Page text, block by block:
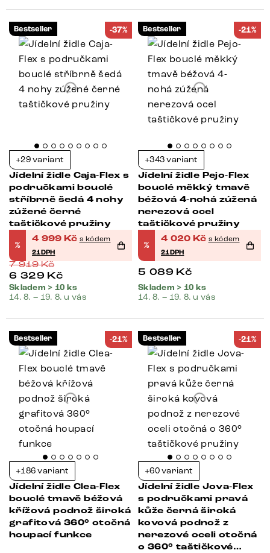
Bestseller -37%
+29 variant
Jídelní židle Caja-Flex s
područkami bouclé
stříbrně šedá 4 nohy
zúžené černé
taštičkové pružiny
%
4 999 Kč s kódem
21DPH
7 919Kč
6 329 Kč
Skladem > 10 ks
14. 8. – 19. 8. u vás
Bestseller -21%
+343 variant
Jídelní židle Pejo-Flex
bouclé měkký tmavě
béžová 4-nohá zúžená
nerezová ocel
taštičkové pružiny
%
4 020 Kč s kódem
21DPH
5 089 Kč
Skladem > 10 ks
14. 8. – 19. 8. u vás
Bestseller -21%
+186 variant
Jídelní židle Clea-Flex
bouclé tmavě béžová
křížová podnož široká
grafitová 360° otočná
houpací funkce
Bestseller -21%
+60 variant
Jídelní židle Jova-Flex
s područkami pravá
kůže černá široká
kovová podnož z
nerezové oceli otočná
o 360° taštičkové